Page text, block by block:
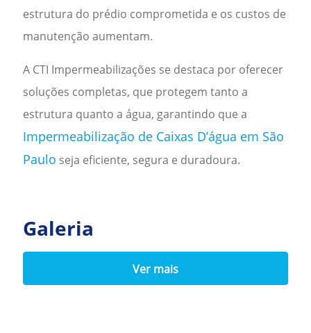
estrutura do prédio comprometida e os custos de
manutenção aumentam.
A CTI Impermeabilizações se destaca por oferecer
soluções completas, que protegem tanto a
estrutura quanto a água, garantindo que a
Impermeabilização de Caixas D’água em São
Paulo seja eficiente, segura e duradoura.
Galeria
Ver mais